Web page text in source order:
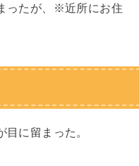
ったが、※近所にお住
に留まった。